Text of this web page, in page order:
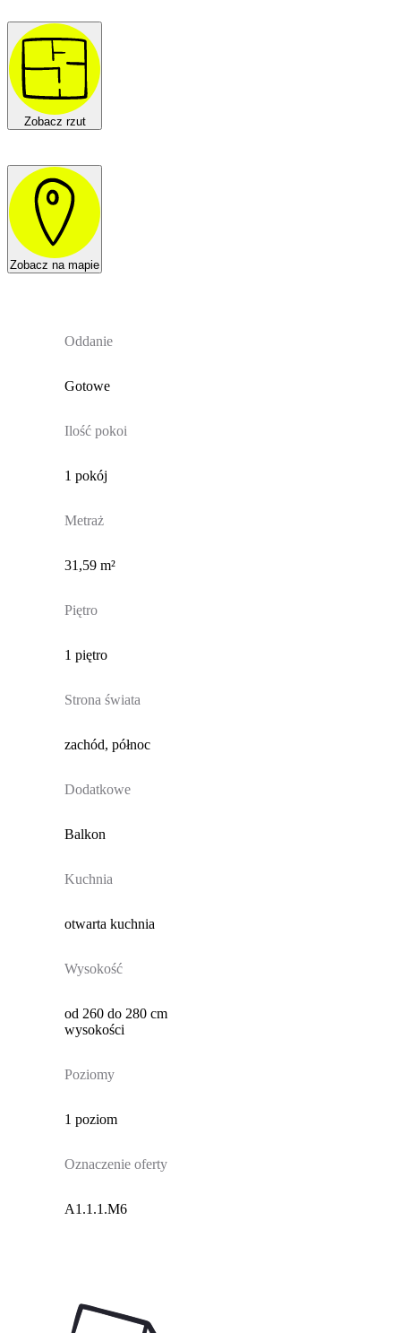
Zobacz rzut
Zobacz na mapie
Oddanie
Gotowe
Ilość pokoi
1 pokój
Metraż
31,59 m²
Piętro
1 piętro
Strona świata
zachód, północ
Dodatkowe
Balkon
Kuchnia
otwarta kuchnia
Wysokość
od 260 do 280 cm
wysokości
Poziomy
1 poziom
Oznaczenie oferty
A1.1.1.M6